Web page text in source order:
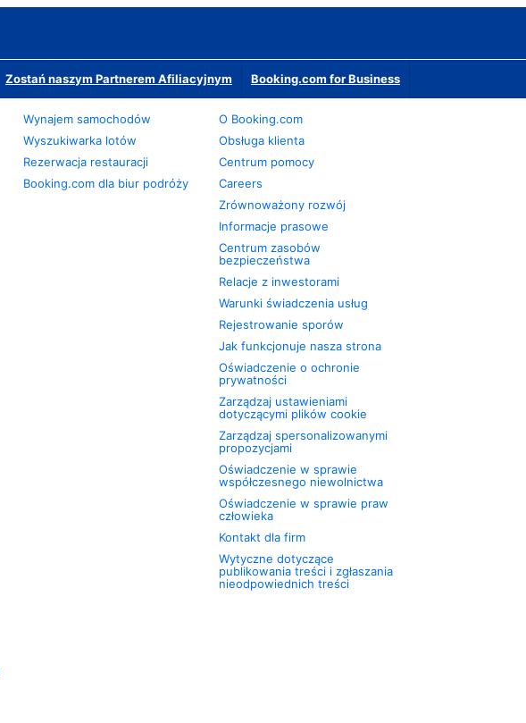
Zostań naszym Partnerem Afiliacyjnym Booking.com for Business
Wynajem samochodów
Wyszukiwarka lotów
Rezerwacja restauracji
Booking.com dla biur podróży
O Booking.com
Obsługa klienta
Centrum pomocy
Careers
Zrównoważony rozwój
Informacje prasowe
Centrum zasobów
bezpieczeństwa
Relacje z inwestorami
Warunki świadczenia usług
Rejestrowanie sporów
Jak funkcjonuje nasza strona
Oświadczenie o ochronie
prywatności
Zarządzaj ustawieniami
dotyczącymi plików cookie
Zarządzaj spersonalizowanymi
propozycjami
Oświadczenie w sprawie
współczesnego niewolnictwa
Oświadczenie w sprawie praw
człowieka
Kontakt dla firm
Wytyczne dotyczące
publikowania treści i zgłaszania
nieodpowiednich treści